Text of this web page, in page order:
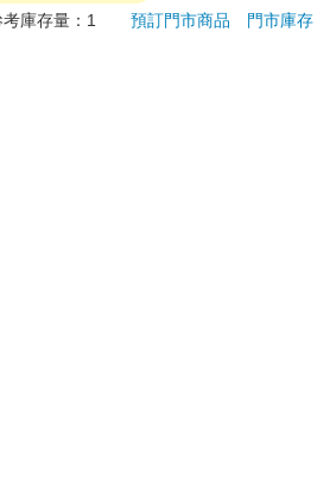
用期，退回商品須為全新狀態**
考庫存量：1 預訂門市商品
門市庫存